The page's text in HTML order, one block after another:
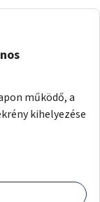
működő, a
kihelyezése